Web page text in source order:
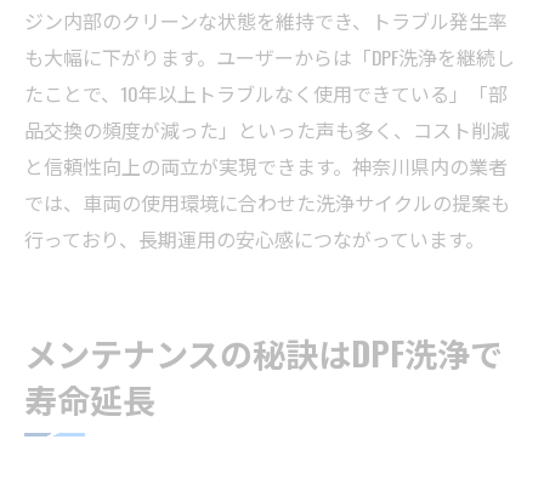
ジン内部のクリーンな状態を維持でき、トラブル発生率
も大幅に下がります。ユーザーからは「DPF洗浄を継続し
たことで、10年以上トラブルなく使用できている」「部
品交換の頻度が減った」といった声も多く、コスト削減
と信頼性向上の両立が実現できます。神奈川県内の業者
では、車両の使用環境に合わせた洗浄サイクルの提案も
行っており、長期運用の安心感につながっています。
メンテナンスの秘訣はDPF洗浄で
寿命延長